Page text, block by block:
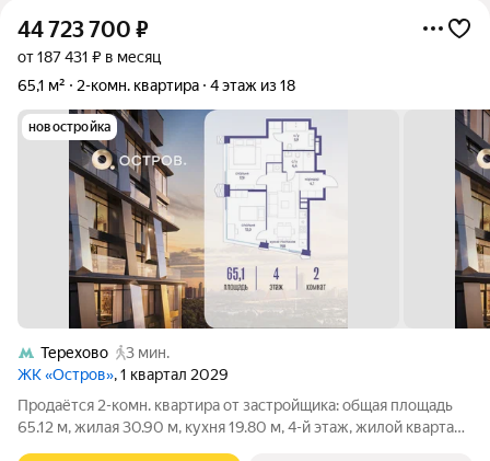
44 723 700 ₽
от 187 431 ₽ в месяц
65,1 м²
2-комн. квартира 4 этаж из 18
новостройка
Терехово
3 мин.
ЖК «Остров», 1 квартал 2029
Продаётся 2-комн. квартира от застройщика: общая площадь
65.12 м, жилая 30.90 м, кухня 19.80 м, 4-й этаж, жилой квартал